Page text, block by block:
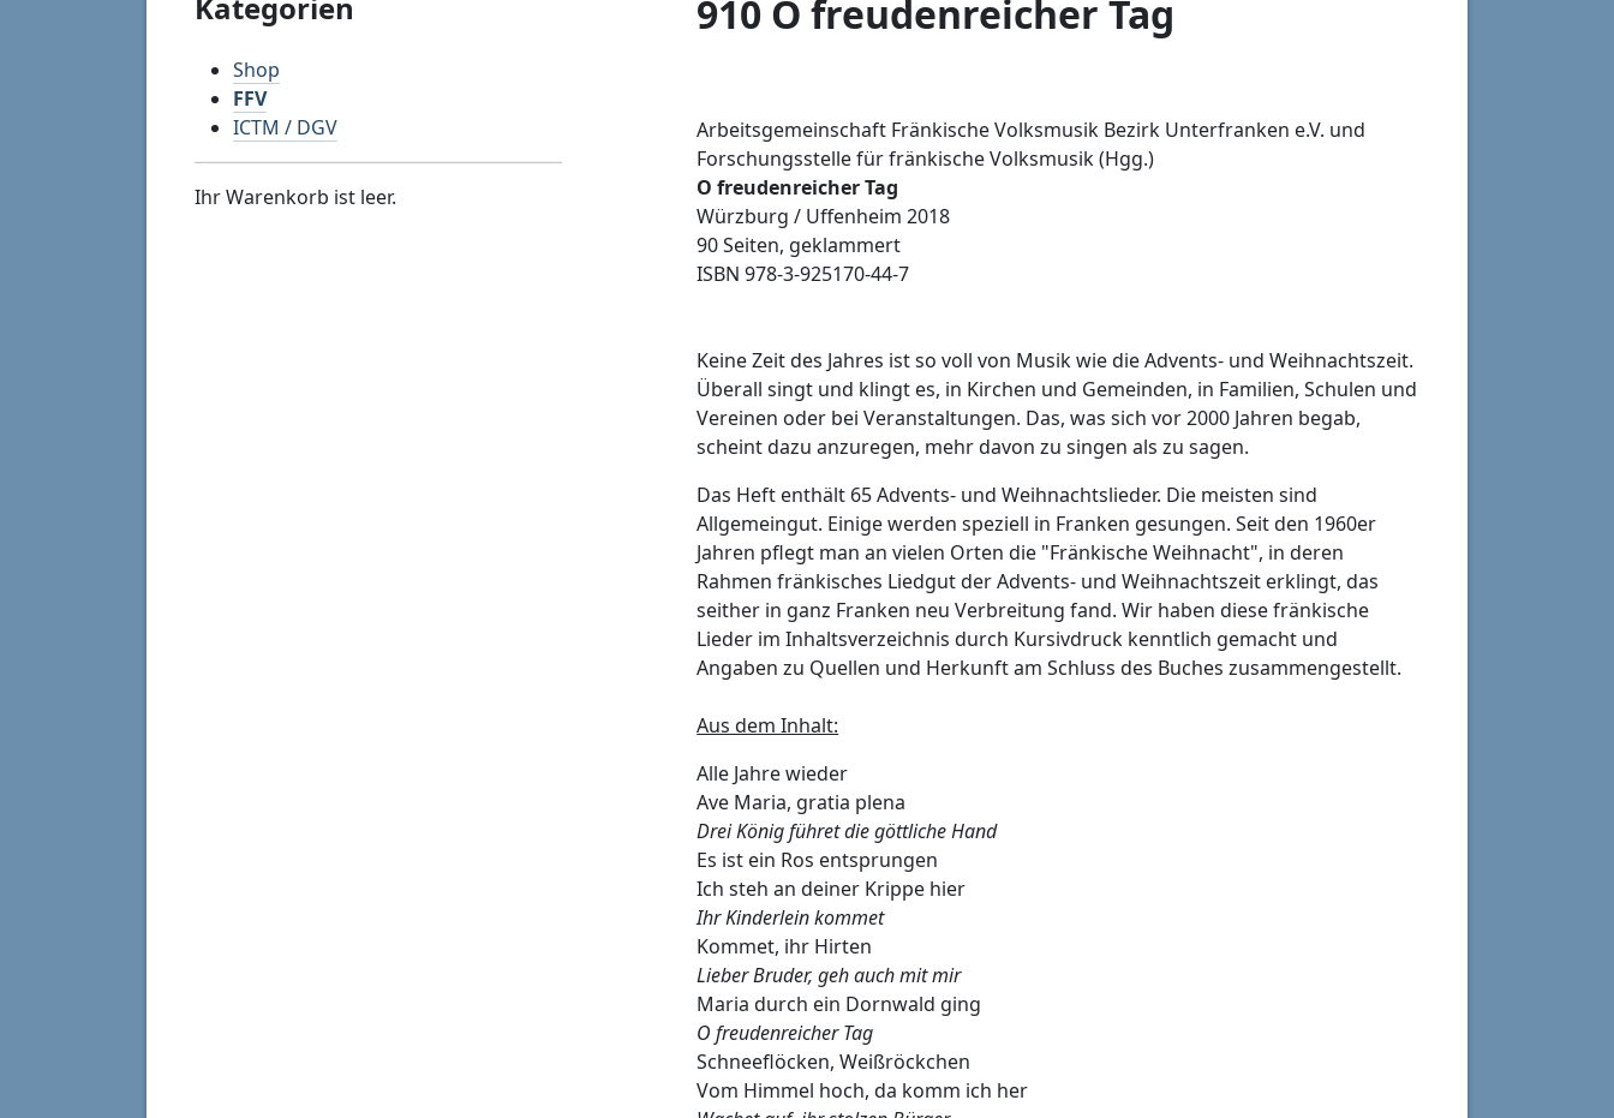
Shop
FFV
ICTM / DGV
Ihr Warenkorb ist leer.
910 O freudenreicher Tag
Arbeitsgemeinschaft Fränkische Volksmusik Bezirk Unterfranken e.V. und
Forschungsstelle für fränkische Volksmusik (Hgg.)
O freudenreicher Tag
Würzburg / Uffenheim 2018
90 Seiten, geklammert
ISBN 978-3-925170-44-7
Keine Zeit des Jahres ist so voll von Musik wie die Advents- und Weihnachtszeit.
Überall singt und klingt es, in Kirchen und Gemeinden, in Familien, Schulen und
Vereinen oder bei Veranstaltungen. Das, was sich vor 2000 Jahren begab,
scheint dazu anzuregen, mehr davon zu singen als zu sagen.
Das Heft enthält 65 Advents- und Weihnachtslieder. Die meisten sind
Allgemeingut. Einige werden speziell in Franken gesungen. Seit den 1960er
Jahren pflegt man an vielen Orten die "Fränkische Weihnacht", in deren
Rahmen fränkisches Liedgut der Advents- und Weihnachtszeit erklingt, das
seither in ganz Franken neu Verbreitung fand. Wir haben diese fränkische
Lieder im Inhaltsverzeichnis durch Kursivdruck kenntlich gemacht und
Angaben zu Quellen und Herkunft am Schluss des Buches zusammengestellt.
Aus dem Inhalt:
Alle Jahre wieder
Ave Maria, gratia plena
Drei König führet die göttliche Hand
Es ist ein Ros entsprungen
Ich steh an deiner Krippe hier
Ihr Kinderlein kommet
Kommet, ihr Hirten
Lieber Bruder, geh auch mit mir
Maria durch ein Dornwald ging
O freudenreicher Tag
Schneeflöcken, Weißröckchen
Vom Himmel hoch, da komm ich her